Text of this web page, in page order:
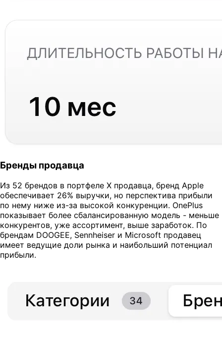
Бренды продавца
Из 52 брендов в портфеле X продавца, бренд Apple
обеспечивает 26% выручки, но перспектива прибыли
по нему ниже из-за высокой конкуренции. OnePlus
показывает более сбалансированную модель - меньше
конкурентов, уже ассортимент, выше заработок. По
брендам DOOGEE, Sennheiser и Microsoft продавец
имеет ведущие доли рынка и наибольший потенциал
прибыли.